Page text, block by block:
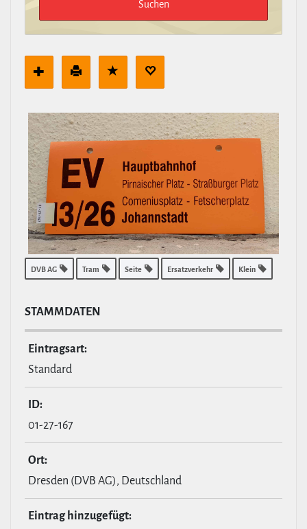
DVB AG Tram Seite Ersatzverkehr Klein
STAMM­DATEN
Ein­tragsart:
Standard
ID:
01-27-167
Ort:
Dresden (DVB AG), Deutschland
Eintrag hin­zu­ge­fügt: